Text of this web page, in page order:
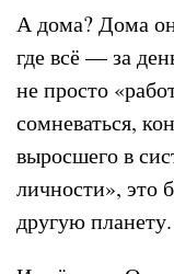
А дома? Дома
где всё — за
не просто
сомневаться,
выросшего в
личности», это
другую планету.